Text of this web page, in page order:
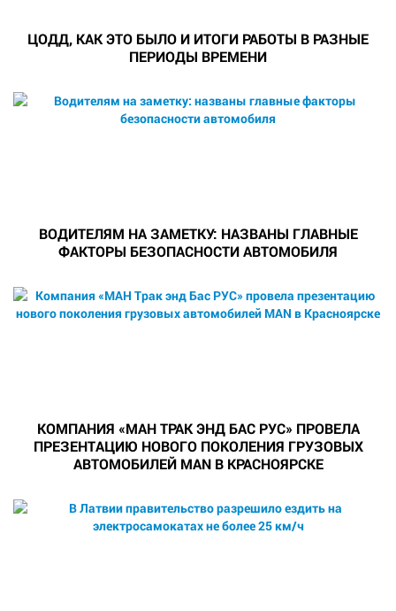
ЦОДД, КАК ЭТО БЫЛО И ИТОГИ РАБОТЫ В РАЗНЫЕ
ПЕРИОДЫ ВРЕМЕНИ
ВОДИТЕЛЯМ НА ЗАМЕТКУ: НАЗВАНЫ ГЛАВНЫЕ
ФАКТОРЫ БЕЗОПАСНОСТИ АВТОМОБИЛЯ
КОМПАНИЯ «МАН ТРАК ЭНД БАС РУС» ПРОВЕЛА
ПРЕЗЕНТАЦИЮ НОВОГО ПОКОЛЕНИЯ ГРУЗОВЫХ
АВТОМОБИЛЕЙ MAN В КРАСНОЯРСКЕ